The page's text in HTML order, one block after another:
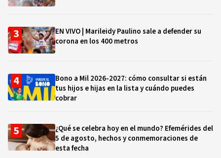
EN VIVO | Marileidy Paulino sale a defender su
corona en los 400 metros
Bono a Mil 2026-2027: cómo consultar si están
tus hijos e hijas en la lista y cuándo puedes
cobrar
¿Qué se celebra hoy en el mundo? Efemérides del
5 de agosto, hechos y conmemoraciones de
esta fecha